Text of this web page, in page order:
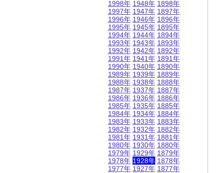
1998年
1997年
1996年
1995年
1994年
1993年
1992年
1991年
1990年
1989年
1988年
1987年
1986年
1985年
1984年
1983年
1982年
1981年
1980年
1979年
1978年
1977年
1948年
1947年
1946年
1945年
1944年
1943年
1942年
1941年
1940年
1939年
1938年
1937年
1936年
1935年
1934年
1933年
1932年
1931年
1930年
1929年
1928年
1927年
1898年
1897年
1896年
1895年
1894年
1893年
1892年
1891年
1890年
1889年
1888年
1887年
1886年
1885年
1884年
1883年
1882年
1881年
1880年
1879年
1878年
1877年